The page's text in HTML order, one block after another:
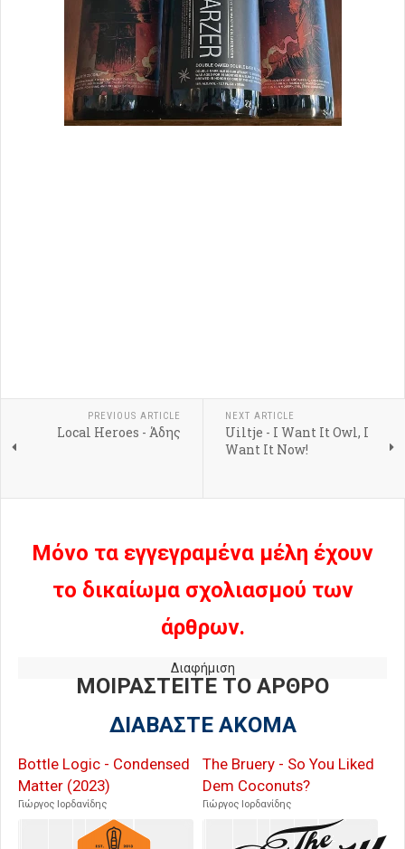
PREVIOUS ARTICLE
Local Heroes - Άδης
NEXT ARTICLE
Uiltje - I Want It Owl, I
Want It Now!
Μόνο τα εγγεγραμένα μέλη έχουν
το δικαίωμα σχολιασμού των
άρθρων.
Διαφήμιση
ΜΟΙΡΑΣΤΕΙΤΕ ΤΟ ΑΡΘΡΟ
ΔΙΑΒΑΣΤΕ ΑΚΟΜΑ
Bottle Logic - Condensed
Matter (2023)
Γιώργος Ιορδανίδης
The Bruery - So You Liked
Dem Coconuts?
Γιώργος Ιορδανίδης